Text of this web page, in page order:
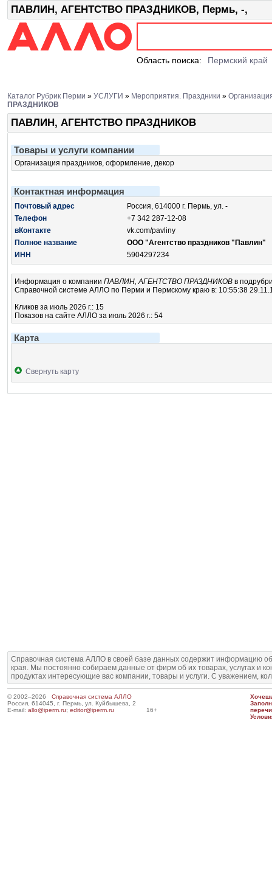
ПАВЛИН, АГЕНТСТВО ПРАЗДНИКОВ, Пермь, -,
Область поиска: Пермский край
Каталог Рубрик Перми » УСЛУГИ » Мероприятия. Праздники »
ПРАЗДНИКОВ
ПАВЛИН, АГЕНТСТВО ПРАЗДНИКОВ
Товары и услуги компании
Организация праздников, оформление, декор
Контактная информация
Почтовый адрес
Россия, 614000 г. Пермь, ул. -
Телефон
+7 342 287-12-08
вКонтакте
vk.com/pavliny
Полное название
ООО "Агентство праздников "Павлин"
ИНН
5904297234
Информация о компании ПАВЛИН, АГЕНТСТВО ПРАЗДНИКОВ в
Справочной системе АЛЛО по Перми и Пермскому краю в: 10:55:38
Кликов за июль 2026 г.: 15
Показов на сайте АЛЛО за июль 2026 г.: 54
Карта
Свернуть карту
Справочная система АЛЛО в своей базе данных содержит информацию
края. Мы постоянно собираем данные от фирм об их товарах, услугах и
продуктах интересующие вас компании, товары и услуги. С уважением,
© 2002–2026 Справочная система АЛЛО
Россия, 614045, г. Пермь, ул. Куйбышева, 2
E-mail: allo@iperm.ru; editor@iperm.ru 16+